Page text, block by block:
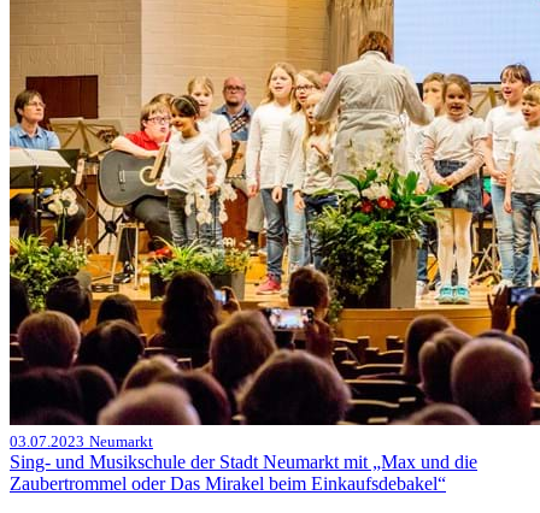
03.07.2023 Neumarkt
Sing- und Musikschule der Stadt Neumarkt mit „Max und die
Zaubertrommel oder Das Mirakel beim Einkaufsdebakel“